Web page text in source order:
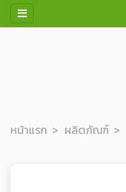
หน้าแรก ผลิตภัณฑ์